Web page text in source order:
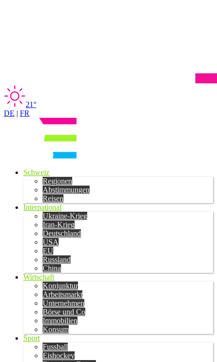
21°
DE | FR
Schweiz
Regionen
Abstimmungen
Reisen
International
Ukraine-Krieg
Iran-Krieg
Deutschland
USA
EU
Russland
China
Wirtschaft
Konjunktur
Arbeitsmarkt
Unternehmen
Börse und Co
Immobilien
Konsum
Sport
Fussball
Eishockey